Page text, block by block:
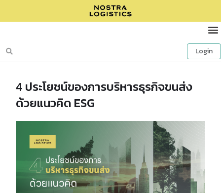
Login
4 ประโยชน์ของการบริหารธุรกิจขนส่ง
ด้วยแนวคิด ESG